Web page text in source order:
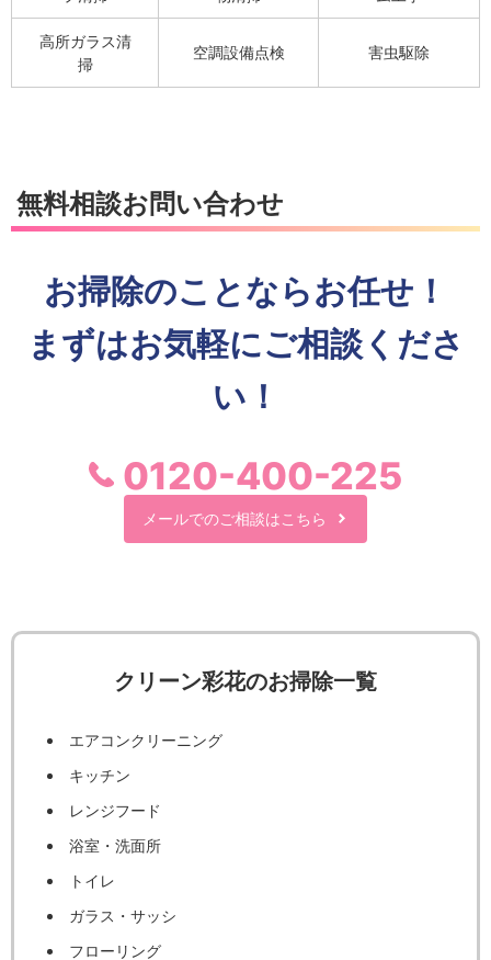
高所ガラス清
掃
空調設備点検 害虫駆除
無料相談お問い合わせ
お掃除のことならお任せ！
まずはお気軽にご相談くださ
い！
0120-400-225
メールでのご相談はこちら
クリーン彩花のお掃除一覧
エアコンクリーニング
キッチン
レンジフード
浴室・洗面所
トイレ
ガラス・サッシ
フローリング